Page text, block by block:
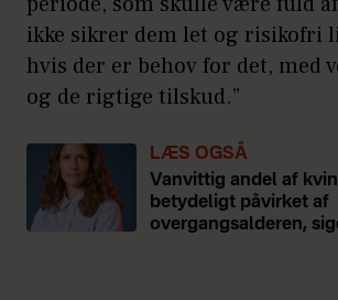
ikke sikrer dem let og risikofri
hvis der er behov for det, med
og de rigtige tilskud.”
LÆS OGSÅ
Vanvittig andel af
betydeligt påvirket af
overgangsalderen,